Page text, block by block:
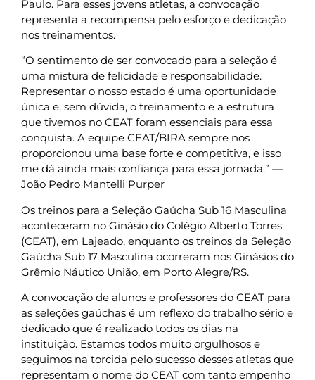
Paulo. Para esses jovens atletas, a convocação
representa a recompensa pelo esforço e dedicação
nos treinamentos.
“O sentimento de ser convocado para a seleção é
uma mistura de felicidade e responsabilidade.
Representar o nosso estado é uma oportunidade
única e, sem dúvida, o treinamento e a estrutura
que tivemos no CEAT foram essenciais para essa
conquista. A equipe CEAT/BIRA sempre nos
proporcionou uma base forte e competitiva, e isso
me dá ainda mais confiança para essa jornada.” —
João Pedro Mantelli Purper
Os treinos para a Seleção Gaúcha Sub 16 Masculina
aconteceram no Ginásio do Colégio Alberto Torres
(CEAT), em Lajeado, enquanto os treinos da Seleção
Gaúcha Sub 17 Masculina ocorreram nos Ginásios do
Grêmio Náutico União, em Porto Alegre/RS.
A convocação de alunos e professores do CEAT para
as seleções gaúchas é um reflexo do trabalho sério e
dedicado que é realizado todos os dias na
instituição. Estamos todos muito orgulhosos e
seguimos na torcida pelo sucesso desses atletas que
representam o nome do CEAT com tanto empenho